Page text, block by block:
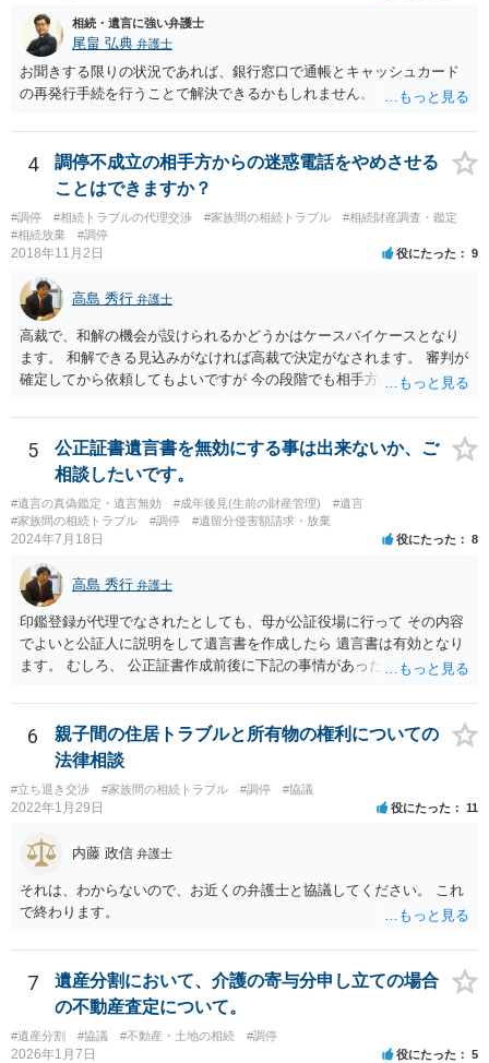
立ての趣旨」のところに書いている遺産の分け方に対して意見があれ
ば、まずそれを書くとよいです。 次に「申立ての理由」のところに、
なぜ調停を申し立てたのか(例えば、あかささんと話合いが出来ない／
決裂した、など)や亡くなった方・あかささん・お姉さん間の事情やい
きさつなどが書かれていると思うので、あかささんから見てそれは違
分けるかを決めるについてあかささんが重要だと考える事情があれば
(例えば、○○のときにお姉さんは亡くなった方からお金を援助してもら
産分割に関係ない(と思われる)いきさつを沢山盛り込むことだと考えま
す(あくまで遺産分割に関係することに留める方が、裁判所や調停委員
相続・遺言に強い弁護士
尾畠 弘典 弁護士
お聞きする限りの状況であれば、銀行窓口で通帳とキャッシュカード
の再発行手続を行うことで解決できるかもしれません。
4
調停不成立の相手方からの迷惑電話をやめさせる
ことはできますか？
#調停 #相続トラブルの代理交渉 #家族間の相続トラブル
#相続財産調査・鑑定
#相続放棄
#調停
2018年11月2日 役にたった 9
高島 秀行 弁護士
高裁で、和解の機会が設けられるかどうかはケースバイケースとなり
ます。 和解できる見込みがなければ高裁で決定がなされます。 審判が
確定してから依頼してもよいですが 今の段階でも相手方の連絡が迷惑
5
公正証書遺言書を無効にする事は出来ないか、ご
相談したいです。
#遺言の真偽鑑定・遺言無効 #成年後見(生前の財産管理)
#遺言
#家族間の相続トラブル
#調停 #遺留分侵害額請求・放棄
2024年7月18日 役にたった 8
高島 秀行 弁護士
印鑑登録が代理でなされたとしても、母が公証役場に行って その内容
でよいと公証人に説明をして遺言書を作成したら 遺言書は有効となり
ます。 むしろ、 公正証書作成前後に下記の事情があったことが証明で
月に携帯が新しくなった母からの第一声は「ここにいたら殺される」
「面会に来てくれ」で、長男に聞くと「面会は出来ない。俺は携帯電
話の使い方を教える為に会っている」「母の話は聞かなくて良い」と
電話が切れました。その後の電話でも「食事に毒が入っている」「体
にチップが埋められている」等、おかしかったです。 当時の診療記
録、介護認定の資料、介護記録を取得して 弁護士に面談で相談された
方がよいと思います。
6
親子間の住居トラブルと所有物の権利についての
法律相談
#立ち退き交渉 #家族間の相続トラブル #調停 #協議
2022年1月29日 役にたった 11
内藤 政信 弁護士
それは、わからないので、お近くの弁護士と協議してください。 これ
で終わります。
7
遺産分割において、介護の寄与分申し立ての場合
の不動産査定について。
#遺産分割 #協議 #不動産・土地の相続 #調停
2026年1月7日 役にたった 5